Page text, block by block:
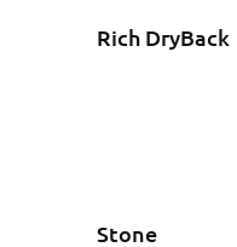
Rich DryBack
Stone